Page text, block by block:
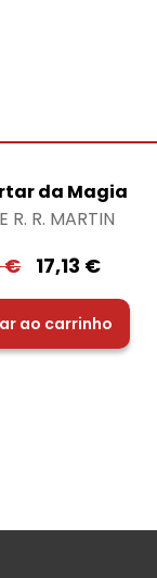
da Magia
R. R. MARTIN
€ 17,13 €
ao carrinho